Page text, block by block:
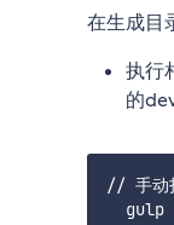
在生成目
执行
的
// 手动
  gulp